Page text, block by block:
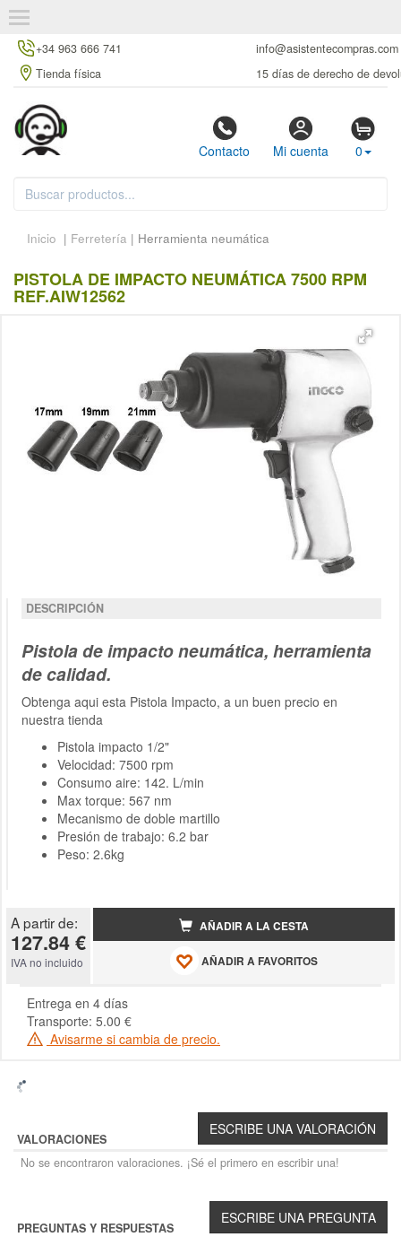
+34 963 666 741
info@asistentecompras.com
Tienda física
15 días de derecho de
Contacto Mi cuenta 0
Inicio | Ferretería | Herramienta neumática
PISTOLA DE IMPACTO NEUMÁTICA 7500 RPM
REF.AIW12562
DESCRIPCIÓN
Pistola de impacto neumática, herramienta
de calidad.
Obtenga aqui esta Pistola Impacto, a un buen precio en
nuestra tienda
Pistola impacto 1/2"
Velocidad: 7500 rpm
Consumo aire: 142. L/min
Max torque: 567 nm
Mecanismo de doble martillo
Presión de trabajo: 6.2 bar
Peso: 2.6kg
A partir de:
127.84 €
IVA no incluido
AÑADIR A LA CESTA
AÑADIR A FAVORITOS
Entrega en 4 días
Transporte: 5.00 €
Avisarme si cambia de precio.
VALORACIONES
No se encontraron valoraciones. ¡Sé el primero en escribir una!
PREGUNTAS Y RESPUESTAS